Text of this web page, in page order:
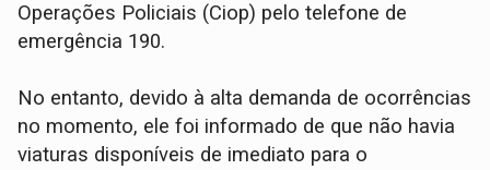
Operações Policiais (Ciop) pelo telefone de
emergência 190.
No entanto, devido à alta demanda de ocorrências
no momento, ele foi informado de que não havia
viaturas disponíveis de imediato para o